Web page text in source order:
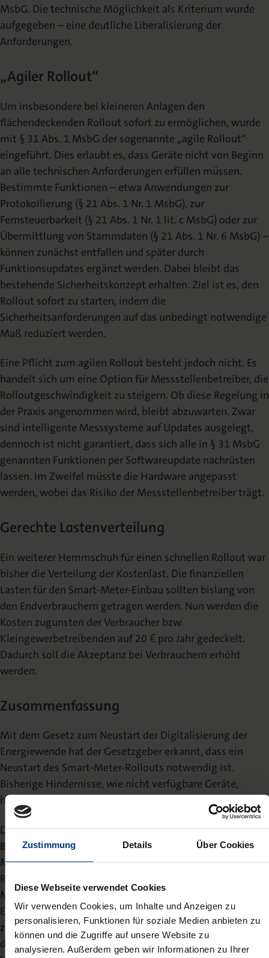
Zustimmung Details Über Cookies
Diese Webseite verwendet Cookies
Wir verwenden Cookies, um Inhalte und Anzeigen zu
personalisieren, Funktionen für soziale Medien anbieten zu
können und die Zugriffe auf unsere Website zu
analysieren. Außerdem geben wir Informationen zu Ihrer
MsbG. Die technische Möglichkeit als Kriterium wurde
aufgegeben – eine deutliche Liberalisierung der
Anforderungen.
„Agiler Rollout“
Um insbesondere bei kleineren Anlagen den
flächendeckenden Rollout sofort zu ermöglichen, wurde
mit § 31 Abs. 1 MsbG der sogenannte „agile Rollout“
eingeführt. Dies erlaubt es, dass Geräte nicht von Beginn
an alle technischen Anforderungen erfüllen müssen.
Bestimmte Funktionen – etwa Anwendungen zur
Protokollierung (§ 21 Abs. 1 Nr. 1 MsbG), zur
Fernsteuerbarkeit (§ 21 Abs. 1 Nr. 1 lit. c MsbG) oder zur
Übermittlung von Stammdaten (§ 21 Abs. 1 Nr. 6 MsbG) –
können zunächst entfallen und später durch
Funktionsupdates ergänzt werden. Dabei bleibt das
bestehende Sicherheitskonzept erhalten. Ziel ist es, den
Rollout sofort zu starten, indem die
Sicherheitsanforderungen auf das unbedingt notwendige
Maß reduziert werden.
Eine Pflicht zum agilen Rollout besteht jedoch nicht. Es
handelt sich um eine Option für Messstellenbetreiber, die
Rolloutgeschwindigkeit zu steigern. Ob diese Regelung in
der Praxis angenommen wird, bleibt abzuwarten. Zwar
sind intelligente Messsysteme auf Updates ausgelegt,
dennoch ist nicht garantiert, dass sich alle in § 31 MsbG
genannten Funktionen per Softwareupdate nachrüsten
lassen. Im Zweifel müsste die Hardware angepasst
werden, wobei das Risiko der Messstellenbetreiber trägt.
Gerechte Lastenverteilung
Ein weiterer Hemmschuh für einen schnellen Rollout war
bisher die Verteilung der Kostenlast. Die finanziellen
Lasten für den Smart-Meter-Einbau sollten bislang von
den Endverbrauchern getragen werden. Nun werden die
Kosten zugunsten der Verbraucher bzw.
Kleingewerbetreibenden auf 20 € pro Jahr gedeckelt.
Dadurch soll die Akzeptanz bei Verbrauchern erhöht
werden.
Zusammenfassung
Mit dem Gesetz zum Neustart der Digitalisierung der
Energiewende hat der Gesetzgeber erkannt, dass ein
Neustart des Smart-Meter-Rollouts notwendig ist.
Bisherige Hindernisse, wie nicht verfügbare Geräte,
haben den Rollout blockiert.
Die Deckelung der Kosten für Verbraucher und die
Beteiligung der Netzbetreiber an den Kosten nach § 30
MsbG sind wichtige Schritte. Dies trägt der Erkenntnis
Rechnung, dass die Hauptvorteile der intelligenten
Messsysteme – wie die Netzstabilität – nicht primär den
Endnutzern, sondern dem Gesamtsystem
zugutekommen. Der Abbau bürokratischer Hürden und
das Vertrauen in die Marktdynamik könnten in